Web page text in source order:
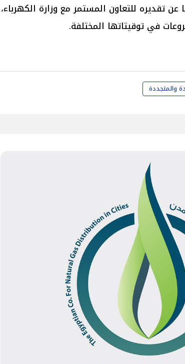
تقديره للتعاون المستمر مع وزارة الكهرباء،
في توقيتاتها المختلفة.
والمتجددة